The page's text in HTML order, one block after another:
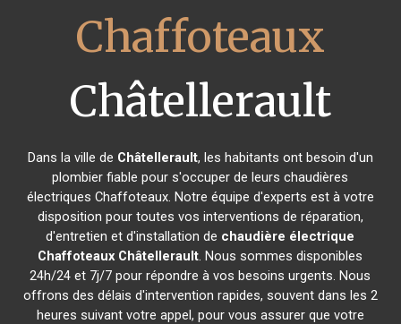
Chaffoteaux
Châtellerault
Dans la ville de Châtellerault, les habitants ont besoin d'un
plombier fiable pour s'occuper de leurs chaudières
électriques Chaffoteaux. Notre équipe d'experts est à votre
disposition pour toutes vos interventions de réparation,
d'entretien et d'installation de chaudière électrique
Chaffoteaux Châtellerault. Nous sommes disponibles
24h/24 et 7j/7 pour répondre à vos besoins urgents. Nous
offrons des délais d'intervention rapides, souvent dans les 2
heures suivant votre appel, pour vous assurer que votre